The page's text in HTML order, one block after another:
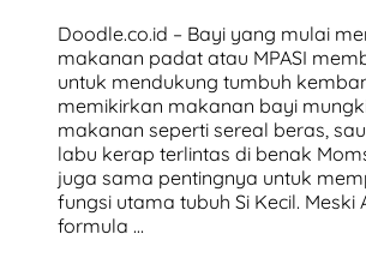
Doodle.co.id – Bayi yang mulai
makanan padat atau MPASI
untuk mendukung tumbuh
memikirkan makanan bayi
makanan seperti sereal beras,
labu kerap terlintas di benak
juga sama pentingnya untuk
fungsi utama tubuh Si Kecil. Meski
formula …